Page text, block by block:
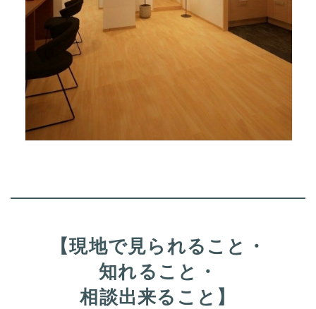
【現地で見られること・
知れること・
相談出来ること】